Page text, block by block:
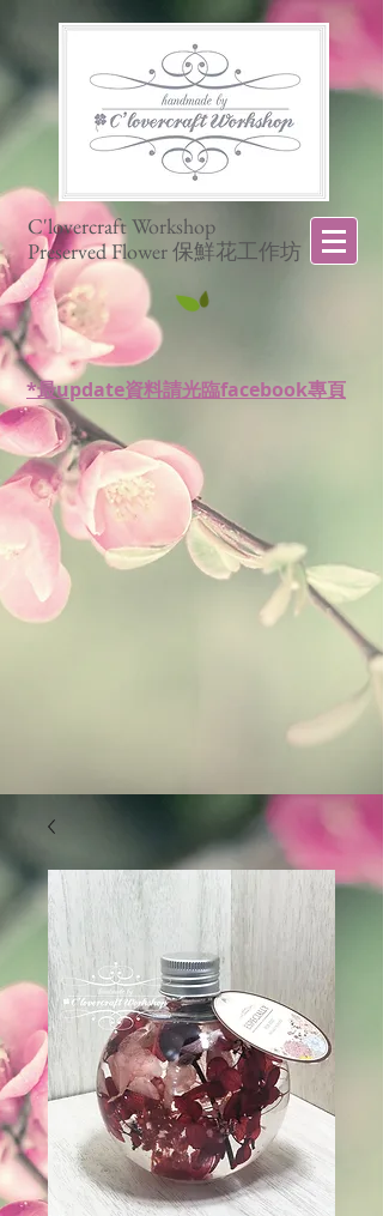
C'lovercraft Workshop
Preserved Flower 保鮮花工作坊
*最update資料請光臨facebook專頁